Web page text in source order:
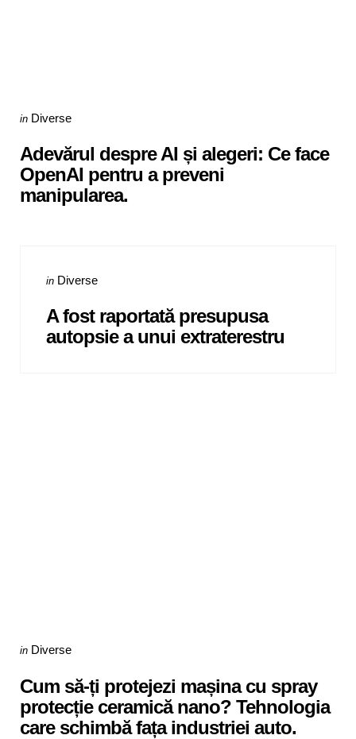
Categories
Posted
in Diverse
Adevărul despre AI și alegeri: Ce face
OpenAI pentru a preveni
manipularea.
Categories
Posted
in Diverse
A fost raportată presupusa
autopsie a unui extraterestru
Categories
Posted
in Diverse
Cum să-ți protejezi mașina cu spray
protecție ceramică nano? Tehnologia
care schimbă fața industriei auto.